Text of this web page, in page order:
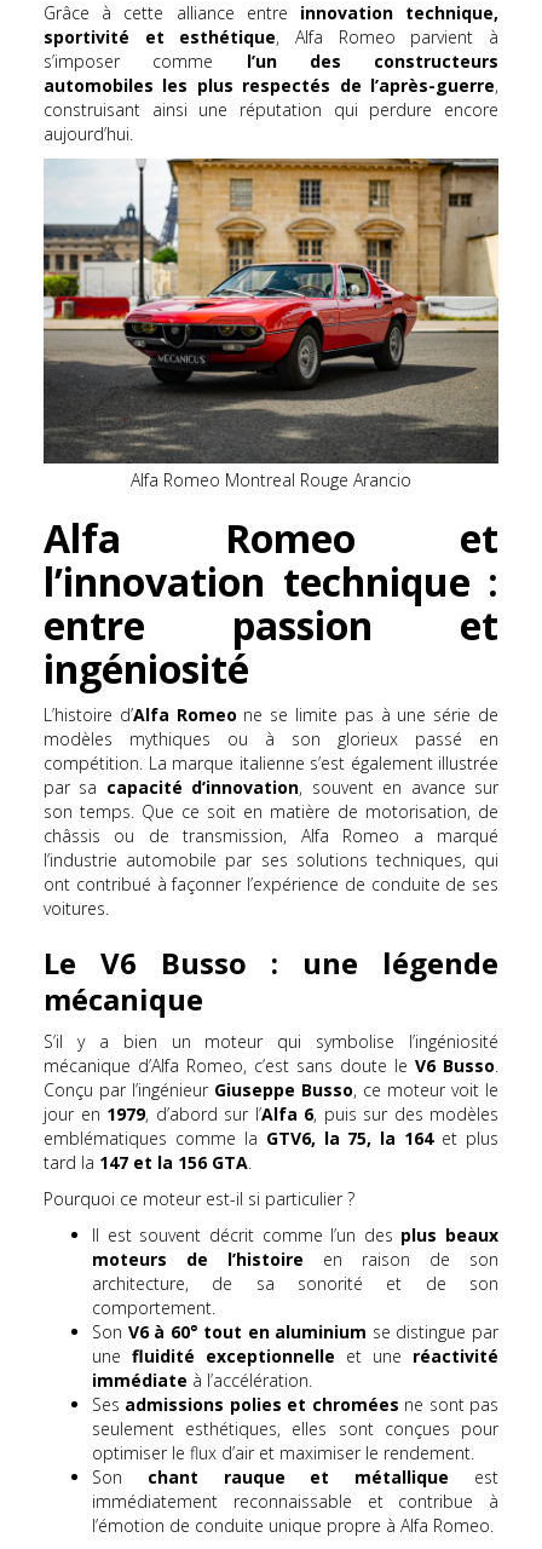
Grâce à cette alliance entre innovation technique,
sportivité et esthétique, Alfa Romeo parvient à
s’imposer comme l’un des constructeurs
automobiles les plus respectés de l’après-guerre,
construisant ainsi une réputation qui perdure encore
aujourd’hui.
Alfa Romeo Montreal Rouge Arancio
Alfa Romeo et
l’innovation technique :
entre passion et
ingéniosité
L’histoire d’Alfa Romeo ne se limite pas à une série de
modèles mythiques ou à son glorieux passé en
compétition. La marque italienne s’est également illustrée
par sa capacité d’innovation, souvent en avance sur
son temps. Que ce soit en matière de motorisation, de
châssis ou de transmission, Alfa Romeo a marqué
l’industrie automobile par ses solutions techniques, qui
ont contribué à façonner l’expérience de conduite de ses
voitures.
Le V6 Busso : une légende
mécanique
S’il y a bien un moteur qui symbolise l’ingéniosité
mécanique d’Alfa Romeo, c’est sans doute le V6 Busso.
Conçu par l’ingénieur Giuseppe Busso, ce moteur voit le
jour en 1979, d’abord sur l’Alfa 6, puis sur des modèles
emblématiques comme la GTV6, la 75, la 164et plus
tard la 147 et la 156 GTA.
Pourquoi ce moteur est-il si particulier ?
Il est souvent décrit comme l’un des plus beaux
moteurs de l’histoire en raison de son
architecture, de sa sonorité et de son
comportement.
Son V6 à 60° tout en aluminium se distingue par
une fluidité exceptionnelle et une réactivité
immédiate à l’accélération.
Ses admissions polies et chromées ne sont pas
seulement esthétiques, elles sont conçues pour
optimiser le flux d’air et maximiser le rendement.
Son chant rauque et métallique est
immédiatement reconnaissable et contribue à
l’émotion de conduite unique propre à Alfa Romeo.